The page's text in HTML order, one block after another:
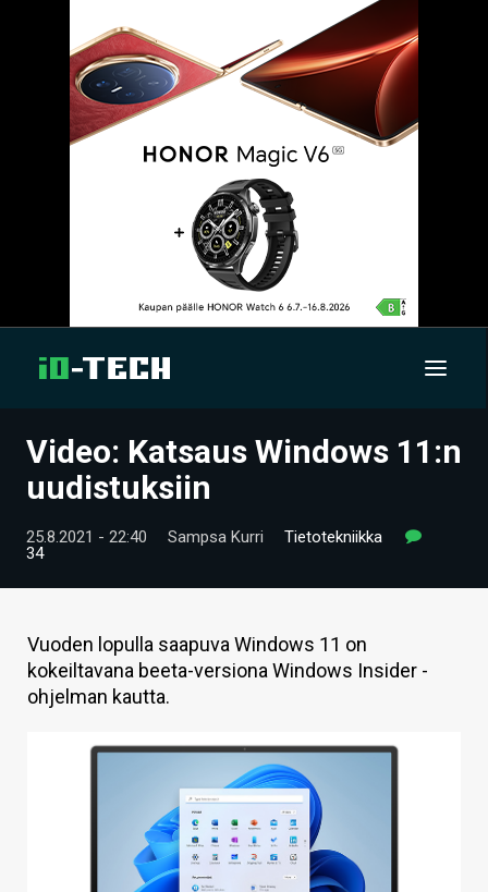
UUTISET
VIDEOT
TIETOA
HINTA.FI
Video: Katsaus Windows 11:n
uudistuksiin
25.8.2021 - 22:40 Sampsa Kurri
Tietotekniikka
34
Vuoden lopulla saapuva Windows 11 on
kokeiltavana beeta-versiona Windows Insider -
ohjelman kautta.